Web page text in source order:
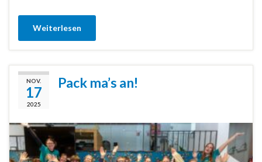
Weiterlesen
NOV.
17
2025
Pack ma’s an!